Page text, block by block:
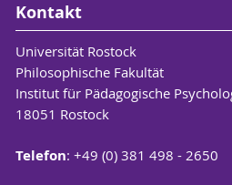
Kontakt
Universität Rostock
Philosophische Fakultät
Institut für Pädagogische
18051 Rostock
Telefon: +49 (0) 381 498 - 2650